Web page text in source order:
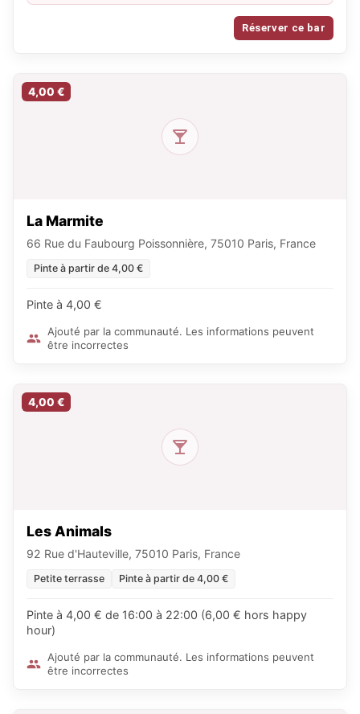
Réserver ce bar
4,00 €
La Marmite
66 Rue du Faubourg Poissonnière, 75010 Paris, France
Pinte à partir de 4,00 €
Pinte à 4,00 €
Ajouté par la communauté. Les informations peuvent
être incorrectes
4,00 €
Les Animals
92 Rue d'Hauteville, 75010 Paris, France
Petite terrasse Pinte à partir de 4,00 €
Pinte à 4,00 € de 16:00 à 22:00 (6,00 € hors happy
hour)
Ajouté par la communauté. Les informations peuvent
être incorrectes